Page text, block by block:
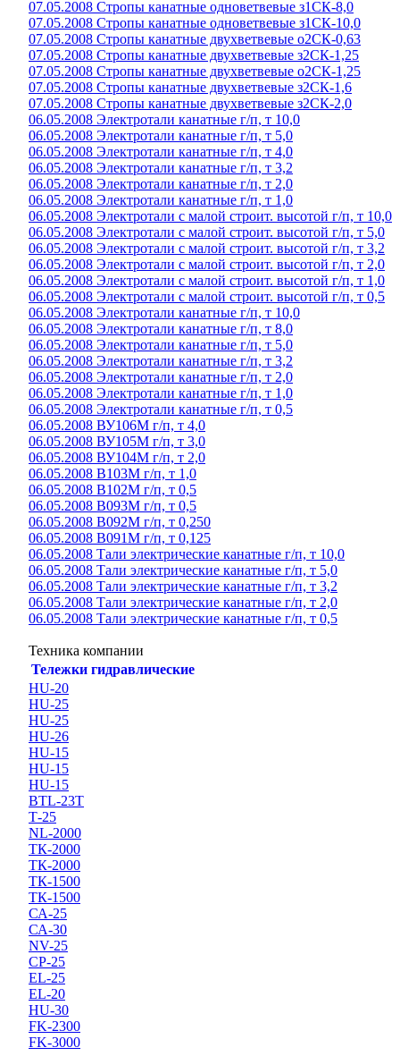
07.05.2008 Стропы канатные одноветвевые з1СК-8,0
07.05.2008 Стропы канатные одноветвевые з1СК-10,0
07.05.2008 Стропы канатные двухветвевые о2СК-0,63
07.05.2008 Стропы канатные двухветвевые з2СК-1,25
07.05.2008 Стропы канатные двухветвевые о2СК-1,25
07.05.2008 Стропы канатные двухветвевые з2СК-1,6
07.05.2008 Стропы канатные двухветвевые з2СК-2,0
06.05.2008 Электротали канатные г/п, т 10,0
06.05.2008 Электротали канатные г/п, т 5,0
06.05.2008 Электротали канатные г/п, т 4,0
06.05.2008 Электротали канатные г/п, т 3,2
06.05.2008 Электротали канатные г/п, т 2,0
06.05.2008 Электротали канатные г/п, т 1,0
06.05.2008 Электротали с малой строит. высотой г/п, т 10,0
06.05.2008 Электротали с малой строит. высотой г/п, т 5,0
06.05.2008 Электротали с малой строит. высотой г/п, т 3,2
06.05.2008 Электротали с малой строит. высотой г/п, т 2,0
06.05.2008 Электротали с малой строит. высотой г/п, т 1,0
06.05.2008 Электротали с малой строит. высотой г/п, т 0,5
06.05.2008 Электротали канатные г/п, т 10,0
06.05.2008 Электротали канатные г/п, т 8,0
06.05.2008 Электротали канатные г/п, т 5,0
06.05.2008 Электротали канатные г/п, т 3,2
06.05.2008 Электротали канатные г/п, т 2,0
06.05.2008 Электротали канатные г/п, т 1,0
06.05.2008 Электротали канатные г/п, т 0,5
06.05.2008 ВУ106М г/п, т 4,0
06.05.2008 ВУ105М г/п, т 3,0
06.05.2008 ВУ104М г/п, т 2,0
06.05.2008 В103М г/п, т 1,0
06.05.2008 В102М г/п, т 0,5
06.05.2008 В093М г/п, т 0,5
06.05.2008 В092М г/п, т 0,250
06.05.2008 В091М г/п, т 0,125
06.05.2008 Тали электрические канатные г/п, т 10,0
06.05.2008 Тали электрические канатные г/п, т 5,0
06.05.2008 Тали электрические канатные г/п, т 3,2
06.05.2008 Тали электрические канатные г/п, т 2,0
06.05.2008 Тали электрические канатные г/п, т 0,5
Техника компании
Тележки гидравлические
HU-20
HU-25
HU-25
HU-26
HU-15
HU-15
HU-15
BTL-23T
Т-25
NL-2000
ТК-2000
ТК-2000
ТК-1500
ТК-1500
СА-25
СА-30
NV-25
CP-25
EL-25
EL-20
HU-30
FK-2300
FK-3000